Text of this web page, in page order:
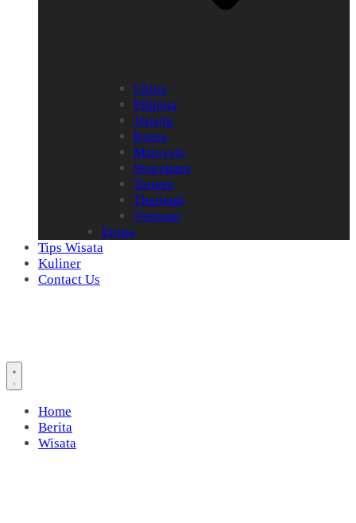
China
Filipina
Jepang
Korea
Malaysia
Singapura
Taiwan
Thailand
Vietnam
Eropa
Tips Wisata
Kuliner
Contact Us
Home
Berita
Wisata